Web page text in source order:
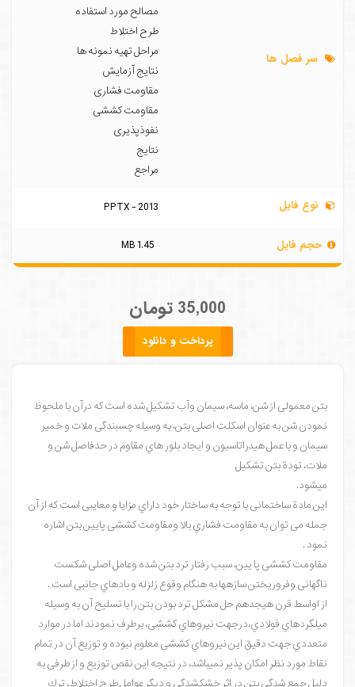
سر فصل ها
مصالح مورد استفاده
طرح اختلاط
مراحل تهیه نمونه ها
نتایج آزمایش
مقاومت فشاری
مقاومت کششی
نفوذپذیری
نتایج
مراجع
نوع فایل PPTX - 2013
حجم فایل 1.45 MB
35,000 تومان
پرداخت و دانلود
بتن معمولی از شن، ماسه، سیمان وآب تشکیل شده است که درآن با ملحوظ
نمودن شن به عنوان اسکلت اصلی بتن، به وسیله چسبندگی ملات و خمیر
سیمان و با عمل هیدراتاسیون و ایجاد بلور هاي مقاوم در حدفاصل شن و
ملات، تودة بتن تشکیل
میشود.
این مادة ساختمانی با توجه به ساختار خود داراي مزایا و معایبی است که از آن
جمله می توان به مقاومت فشاري بالا ومقاومت کششی پایین بتن اشاره
نمود .
مقاومت کششی پا یین، سبب رفتار ترد بتن شده وعامل اصلی شکست
ناگهانی وفروریختن سازهها به هنگام وقوع زلزله و بادهاي جانبی است .
از اواسط قرن هیجدهم حل مشکل ترد بودن بتن را با تسلیح آن به وسیله
میلگردهاي فولادي،درجهت نیروهاي کششی، برطرف نمودند اما در موارد
متعددي جهت دقیق این نیروهاي کششی معلوم نبوده و توزیع آن در تمام
نقاط مورد نظر امکان پذیر نمیباشد، در نتیجه این نقص توزیع و از طرفی به
دلیل جمع شدگی بتن در اثر خشکشدگی و دیگر عوامل طرح اختلاط، ترك